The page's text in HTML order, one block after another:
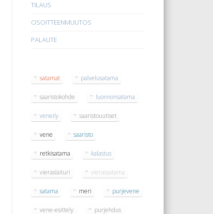
TILAUS
OSOITTEENMUUTOS
PALAUTE
satamat palvelusatama
saaristokohde luonnonsatama
veneily saaristouutiset
vene saaristo
retkisatama kalastus
vieraslaituri vierassatama
satama meri purjevene
vene-esittely purjehdus